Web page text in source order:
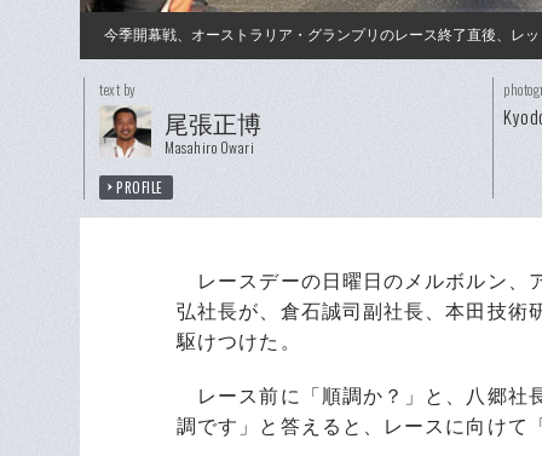
今季開幕戦、オーストラリア・グランプリのレース終了直後、レ
text by
尾張正博
Masahiro Owari
PROFILE
レースデーの日曜日のメルボルン、
弘社長が、倉石誠司副社長、本田技術
駆けつけた。
レース前に「順調か？」と、八郷社
調です」と答えると、レースに向けて